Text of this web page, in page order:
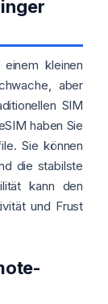
kleinen
aber
SIM
haben Sie
Sie können
die stabilste
kann den
und Frust